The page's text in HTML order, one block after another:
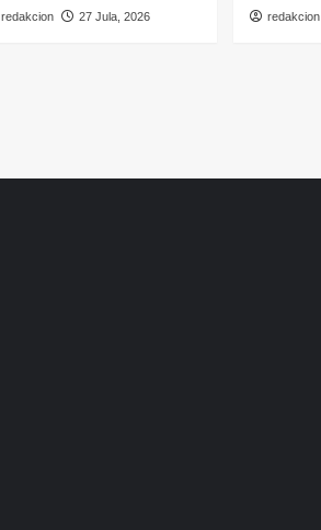
redakcion 27 Jula, 2026 redakcion